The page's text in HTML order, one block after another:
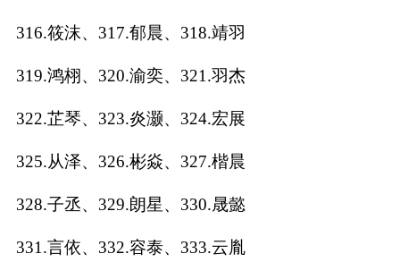
316.筱沫、317.郁晨、318.靖羽
319.鸿栩、320.渝奕、321.羽杰
322.芷琴、323.炎灏、324.宏展
325.从泽、326.彬焱、327.楷晨
328.子丞、329.朗星、330.晟懿
331.言依、332.容泰、333.云胤